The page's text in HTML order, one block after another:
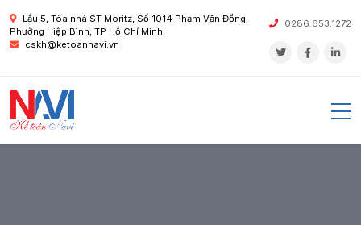
Lầu 5, Tòa nhà ST Moritz, Số 1014 Phạm Văn Đồng,
Phường Hiệp Bình, TP Hồ Chí Minh
cskh@ketoannavi.vn
0286.653.1272